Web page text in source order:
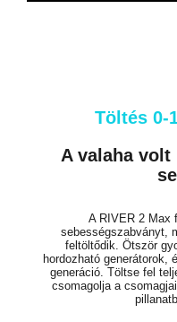
Töltés 0-
A valaha
A RIVER 2 Max
sebességszabványt,
feltöltődik. Ötször
hordozható generátorok,
generáció. Töltse fel
csomagolja a